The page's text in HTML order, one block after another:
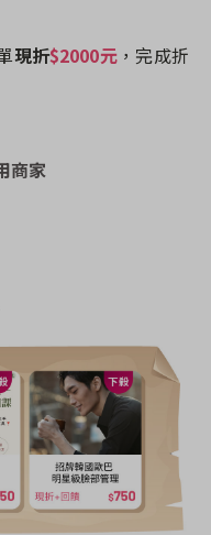
現折$2000元 ，完成折
商家